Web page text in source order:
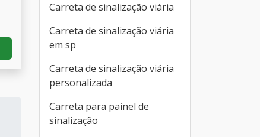
Carreta de sinalização viária
Carreta de sinalização viária
em sp
Carreta de sinalização viária
personalizada
Carreta para painel de
sinalização